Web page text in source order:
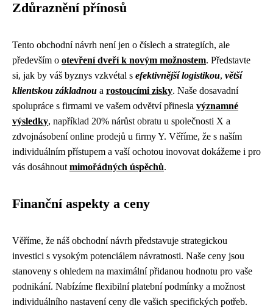
Zdůraznění přínosů
Tento obchodní návrh není jen o číslech a strategiích, ale
především o otevření dveří k novým možnostem. Představte
si, jak by váš byznys vzkvétal s efektivnější logistikou, větší
klientskou základnou a rostoucími zisky. Naše dosavadní
spolupráce s firmami ve vašem odvětví přinesla významné
výsledky, například 20% nárůst obratu u společnosti X a
zdvojnásobení online prodejů u firmy Y. Věříme, že s naším
individuálním přístupem a vaší ochotou inovovat dokážeme i pro
vás dosáhnout mimořádných úspěchů.
Finanční aspekty a ceny
Věříme, že náš obchodní návrh představuje strategickou
investici s vysokým potenciálem návratnosti. Naše ceny jsou
stanoveny s ohledem na maximální přidanou hodnotu pro vaše
podnikání. Nabízíme flexibilní platební podmínky a možnost
individuálního nastavení ceny dle vašich specifických potřeb.